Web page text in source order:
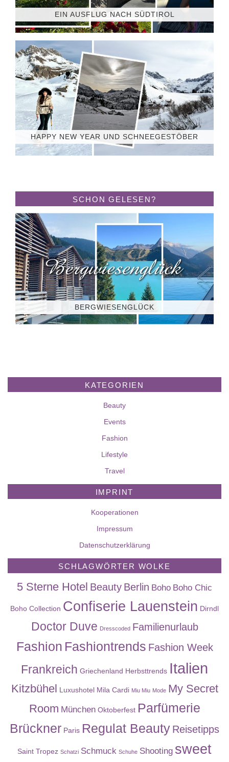
EIN AUSFLUG NACH SÜDTIROL
HAPPY NEW YEAR UND SCHNEEGESTÖBER
SCHON GELESEN?
BERGWIESENGLÜCK
KATEGORIEN
Beauty
Events
Fashion
Lifestyle
Travel
IMPRINT
Kooperationen
Impressum
Datenschutzerklärung
SCHLAGWÖRTER WOLKE
5 Sterne Hotel Beauty Berlin Boho Boho Chic
Boho Collection Confiserie Lauenstein Dirndl
Doctor Duve Dresscoded Familienurlaub
Fashion Fashiontrends Fashion Week
Frankreich Griechenland Herbsttrends Italien
Kitzbühel Luxushotel Mila Cardi Miu Miu Mode My Secret
Room München Oktoberfest Parfümerie
Brückner Paris Regulat Beauty Reisetipps
Saint Tropez Schatzi Schmuck Schuhe Shooting sweet